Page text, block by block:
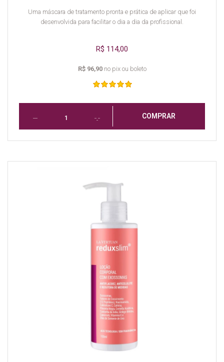
Uma máscara de tratamento pronta e prática de aplicar que foi
desenvolvida para facilitar o dia a dia da profissional.
R$ 114,00
R$ 96,90no pix ou boleto
COMPRAR